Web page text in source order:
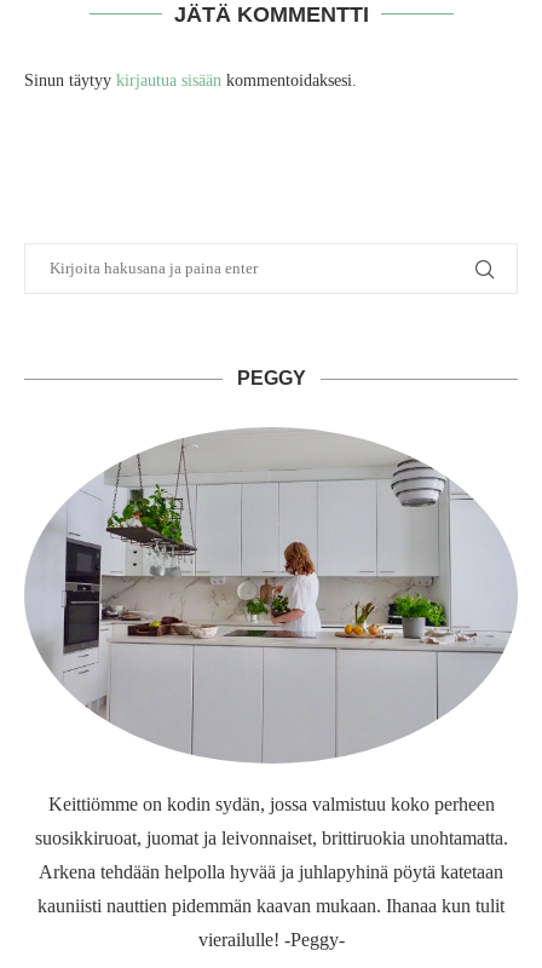
JÄTÄ KOMMENTTI
Sinun täytyy kirjautua sisään kommentoidaksesi.
PEGGY
Keittiömme on kodin sydän, jossa valmistuu koko perheen
suosikkiruoat, juomat ja leivonnaiset, brittiruokia unohtamatta.
Arkena tehdään helpolla hyvää ja juhlapyhinä pöytä katetaan
kauniisti nauttien pidemmän kaavan mukaan. Ihanaa kun tulit
vierailulle! -Peggy-